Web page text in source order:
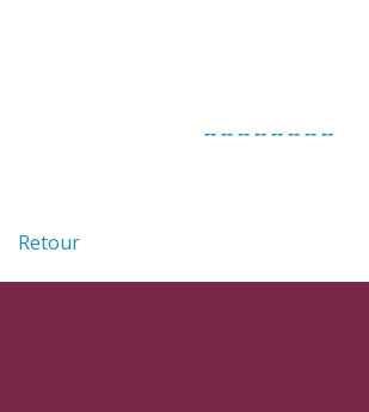
-- -- -- -- -- -- -- --
Retour